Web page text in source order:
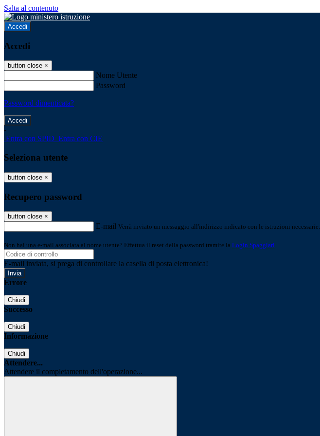
Salta al contenuto
Accedi
Accedi
button close ×
Nome Utente
Password
Password dimenticata?
-
Entra con SPID Entra con CIE
Seleziona utente
button close ×
Recupero password
button close ×
E-mail Verrà inviato un messaggio all'indirizzo indicato con le istruzioni necessarie.
Non hai una e-mail associata al nome utente? Effettua il reset della password tramite la Login Spaggiari
E-mail inviata, si prega di controllare la casella di posta elettronica!
Errore
Chiudi
Successo
Chiudi
Informazione
Chiudi
Attendere...
Attendere il completamento dell'operazione...